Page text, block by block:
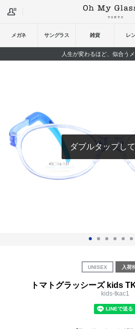
メガネ サングラス 雑貨 レ
人生が変わるほど、似合うメ
ダブルタップし
UNISEX 入荷
トマトグラッシーズ kids
kids-tkac1